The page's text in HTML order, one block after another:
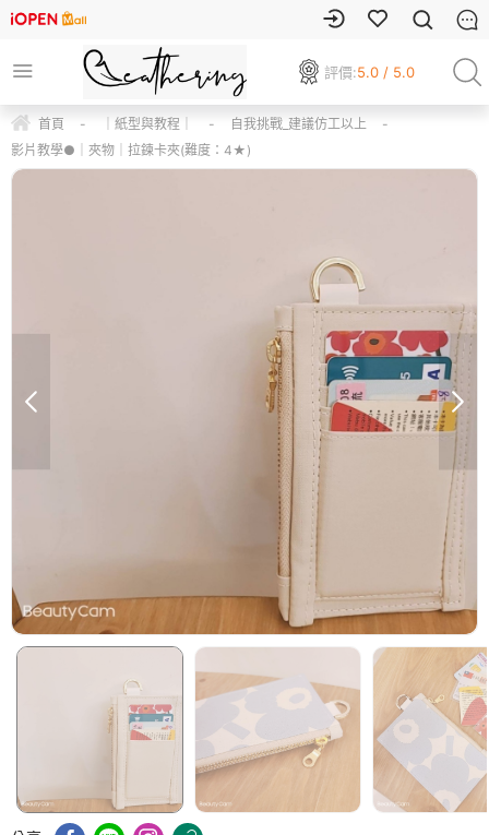
評價:5.0 / 5.0
首頁 - ｜紙型與教程｜ - 自我挑戰_建議仿工以上
-
影片教學●｜夾物｜拉鍊卡夾(難度：4★)